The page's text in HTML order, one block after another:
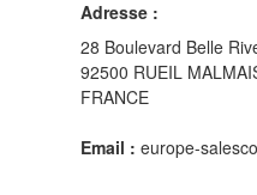
Adresse :
28 Boulevard Belle
92500 RUEIL
FRANCE
Email : europe-